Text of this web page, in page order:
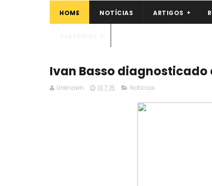
HOME NOTÍCIAS ARTIGOS
Ivan Basso
Unknown 13.7.15 Notícias